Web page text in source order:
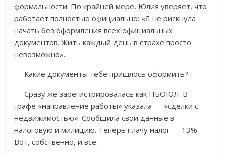
формальности. По крайней мере, Юлия уверяет, что
работает полностью официально: «Я не рискнула
начать без оформления всех официальных
документов. Жить каждый день в страхе просто
невозможно».
— Какие документы тебе пришлось оформить?
— Сразу же зарегистрировалась как ПБОЮЛ. В
графе «направление работы» указала — «сделки с
недвижимостью». Сообщила свои данные в
налоговую и милицию. Теперь плачу налог — 13%.
Вот, собственно, и все.